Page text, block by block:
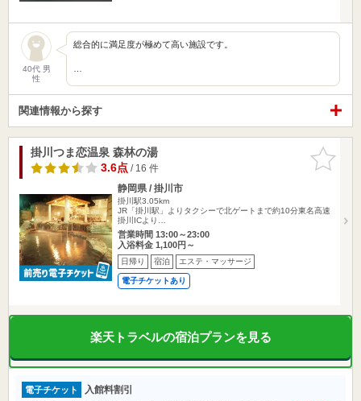
40代 男
性
総合的に満足度が極めて高い施設です。
関連情報から探す
お気に入
りに追加
掛川つま恋温泉 森林の湯
3.6点/ 16 件
静岡県 / 掛川市
掛川駅3.05km
JR「掛川駅」よりタクシーで北ゲートまで約10分東名高速
掛川ICより…
営業時間 13:00～23:00
入浴料金 1,100円～
日帰り 宿泊 エステ・マッサージ
電子チケットあり
楽天トラベルの宿泊プランを見る
電子チケット 入館料割引